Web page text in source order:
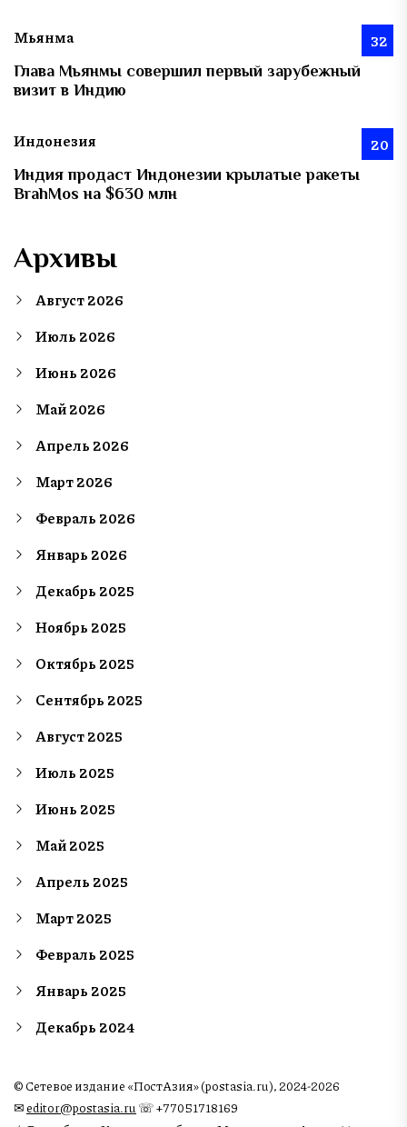
Мьянма 32
Глава Мьянмы совершил первый зарубежный
визит в Индию
Индонезия 20
Индия продаст Индонезии крылатые ракеты
BrahMos на $630 млн
Архивы
Август 2026
Июль 2026
Июнь 2026
Май 2026
Апрель 2026
Март 2026
Февраль 2026
Январь 2026
Декабрь 2025
Ноябрь 2025
Октябрь 2025
Сентябрь 2025
Август 2025
Июль 2025
Июнь 2025
Май 2025
Апрель 2025
Март 2025
Февраль 2025
Январь 2025
Декабрь 2024
© Сетевое издание «ПостАзия» (postasia.ru), 2024-2026
✉︎editor@postasia.ru ☏ +77051718169